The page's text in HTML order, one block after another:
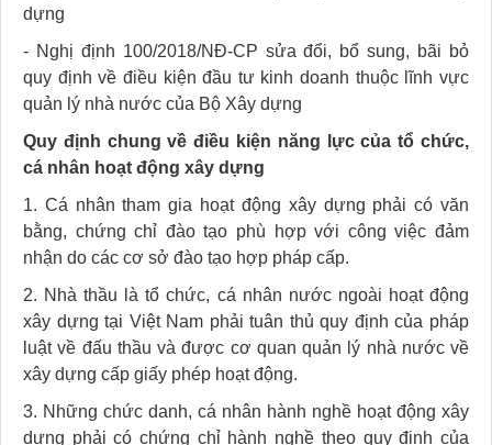
dựng
- Nghị định 100/2018/NĐ-CP sửa đổi, bổ sung, bãi bỏ
quy định về điều kiện đầu tư kinh doanh thuộc lĩnh vực
quản lý nhà nước của Bộ Xây dựng
Quy định chung về điều kiện năng lực của tổ chức,
cá nhân hoạt động xây dựng
1. Cá nhân tham gia hoạt động xây dựng phải có văn
bằng, chứng chỉ đào tạo phù hợp với công việc đảm
nhận do các cơ sở đào tạo hợp pháp cấp.
2. Nhà thầu là tổ chức, cá nhân nước ngoài hoạt động
xây dựng tại Việt Nam phải tuân thủ quy định của pháp
luật về đấu thầu và được cơ quan quản lý nhà nước về
xây dựng cấp giấy phép hoạt động.
3. Những chức danh, cá nhân hành nghề hoạt động xây
dựng phải có chứng chỉ hành nghề theo quy định của